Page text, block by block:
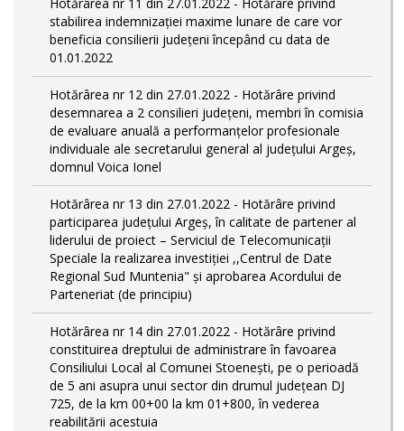
stabilirea indemnizației maxime lunare de care vor
beneficia consilierii județeni începând cu data de
01.01.2022
Hotărârea nr 12 din 27.01.2022 - Hotărâre privind
desemnarea a 2 consilieri județeni, membri în comisia
de evaluare anuală a performanțelor profesionale
individuale ale secretarului general al județului Argeș,
domnul Voica Ionel
Hotărârea nr 13 din 27.01.2022 - Hotărâre privind
participarea județului Argeș, în calitate de partener al
liderului de proiect – Serviciul de Telecomunicații
Speciale la realizarea investiției ,,Centrul de Date
Regional Sud Muntenia" și aprobarea Acordului de
Parteneriat (de principiu)
Hotărârea nr 14 din 27.01.2022 - Hotărâre privind
constituirea dreptului de administrare în favoarea
Consiliului Local al Comunei Stoenești, pe o perioadă
de 5 ani asupra unui sector din drumul județean DJ
725, de la km 00+00 la km 01+800, în vederea
reabilitării acestuia